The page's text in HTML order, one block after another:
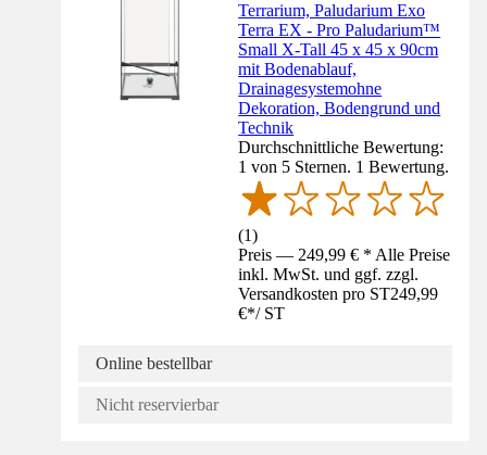
Terrarium, Paludarium Exo
Terra EX - Pro Paludarium™
Small X-Tall 45 x 45 x 90cm
mit Bodenablauf,
Drainagesystemohne
Dekoration, Bodengrund und
Technik
Durchschnittliche Bewertung:
1 von 5 Sternen. 1 Bewertung.
(1)
Preis — 249,99 € * Alle Preise
inkl. MwSt. und ggf. zzgl.
Versandkosten pro ST249,99
€*/ ST
Online bestellbar
Nicht reservierbar